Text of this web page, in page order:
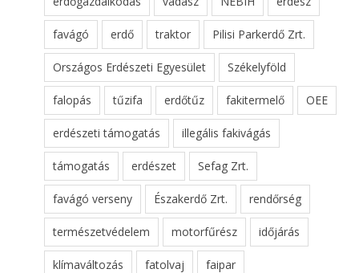
favágó erdő traktor Pilisi Parkerdő Zrt.
Országos Erdészeti Egyesület Székelyföld
falopás tűzifa erdőtűz fakitermelő OEE
erdészeti támogatás illegális fakivágás
támogatás erdészet Sefag Zrt.
favágó verseny Északerdő Zrt. rendőrség
természetvédelem motorfűrész időjárás
klímaváltozás fatolvaj faipar